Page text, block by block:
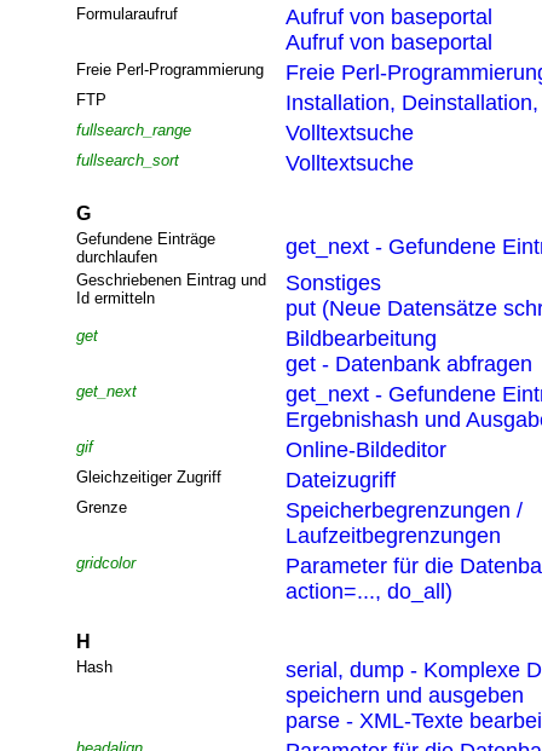
Formularaufruf
Aufruf von baseportal
Aufruf von baseportal
Freie Perl-Programmierung Freie Perl-
FTP Installation,
fullsearch_range Volltextsuche
fullsearch_sort Volltextsuche
G
Gefundene Einträge
durchlaufen
get_next - Gefundene
Geschriebenen Eintrag und
Id ermitteln
Sonstiges
put (Neue Datensätze
get
Bildbearbeitung
get - Datenbank abfragen
get_next
get_next - Gefundene
Ergebnishash und
gif Online-Bildeditor
Gleichzeitiger Zugriff Dateizugriff
Grenze
Speicherbegrenzungen /
Laufzeitbegrenzungen
gridcolor
Parameter für die
action=..., do_all)
H
Hash
serial, dump - Komplexe
speichern und ausgeben
parse - XML-Texte